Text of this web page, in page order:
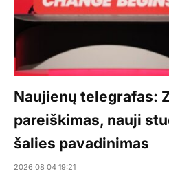
Naujienų telegrafas:
pareiškimas, nauji
šalies pavadinimas
2026 08 04 19:21